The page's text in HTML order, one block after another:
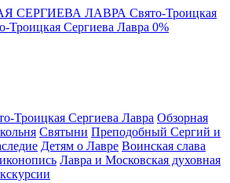
Свято-Троицкая
Троицкая Сергиева Лавра 0%
Троицкая Сергиева Лавра Обзорная
Святыни Преподобный Сергий и
Детям о Лавре Воинская слава
Лавра и Московская духовная